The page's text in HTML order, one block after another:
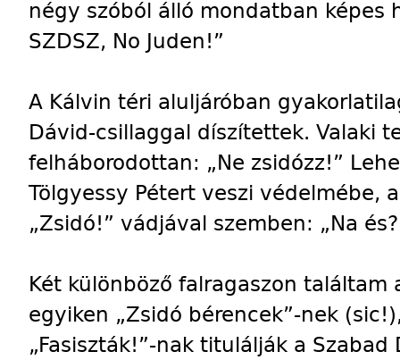
négy szóból álló mondatban képes
SZDSZ, No Juden!”
A Kálvin téri aluljáróban
Dávid-csillaggal díszítettek. Valaki
felháborodottan: „Ne zsidózz!”
Tölgyessy Pétert veszi védelmébe,
„Zsidó!” vádjával szemben: „Na
Két különböző falragaszon találtam
egyiken „Zsidó bérencek”-nek
„Fasiszták!”-nak titulálják a